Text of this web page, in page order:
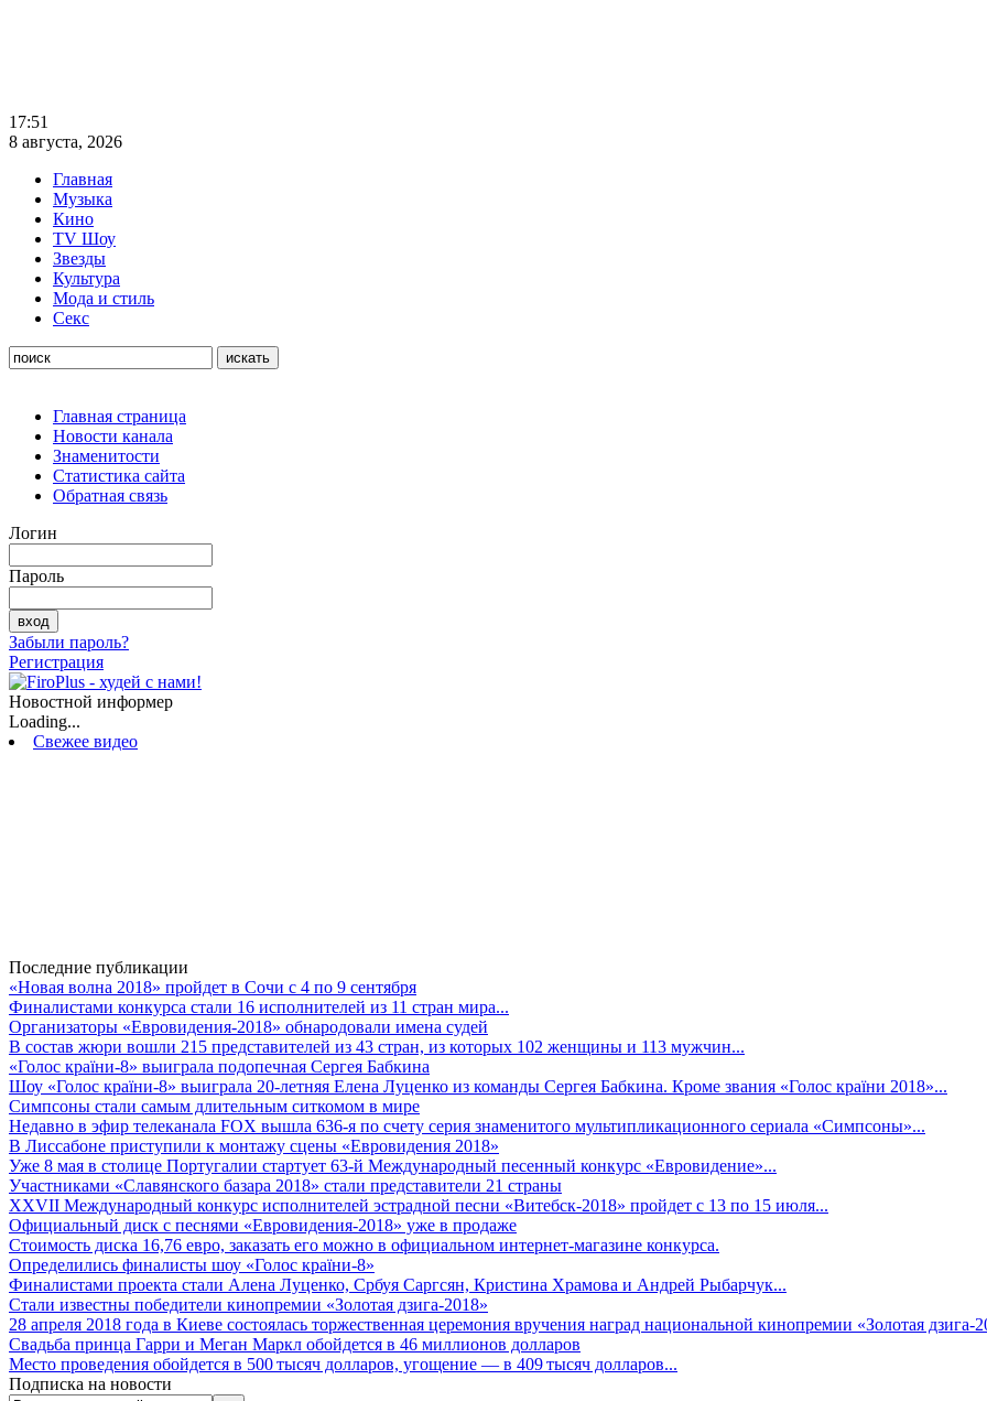
17:51
8 августа, 2026
Главная
Музыка
Кино
TV Шоу
Звезды
Культура
Мода и стиль
Секс
Главная страница
Новости канала
Знаменитости
Статистика сайта
Обратная связь
Логин
Пароль
Забыли пароль?
Регистрация
Новостной информер
Loading...
Свежее видео
Последние публикации
«Новая волна 2018» пройдет в Сочи с 4 по 9 сентября
Финалистами конкурса стали 16 исполнителей из 11 стран мира...
Организаторы «Евровидения-2018» обнародовали имена судей
В состав жюри вошли 215 представителей из 43 стран, из которых 102 женщины и 113 мужчин...
«Голос країни-8» выиграла подопечная Сергея Бабкина
Шоу «Голос країни-8» выиграла 20-летняя Елена Луценко из команды Сергея Бабкина. Кроме звания «Голос країни 2018»...
Симпсоны стали самым длительным ситкомом в мире
Недавно в эфир телеканала FOX вышла 636-я по счету серия знаменитого мультипликационного сериала «Симпсоны»...
В Лиссабоне приступили к монтажу сцены «Евровидения 2018»
Уже 8 мая в столице Португалии стартует 63-й Международный песенный конкурс «Евровидение»...
Участниками «Славянского базара 2018» стали представители 21 страны
XXVII Международный конкурс исполнителей эстрадной песни «Витебск-2018» пройдет с 13 по 15 июля...
Официальный диск с песнями «Евровидения-2018» уже в продаже
Стоимость диска 16,76 евро, заказать его можно в официальном интернет-магазине конкурса.
Определились финалисты шоу «Голос країни-8»
Финалистами проекта стали Алена Луценко, Србуя Саргсян, Кристина Храмова и Андрей Рыбарчук...
Стали известны победители кинопремии «Золотая дзига-2018»
28 апреля 2018 года в Киеве состоялась торжественная церемония вручения наград национальной кинопремии «Золотая дзига-
Свадьба принца Гарри и Меган Маркл обойдется в 46 миллионов долларов
Место проведения обойдется в 500 тысяч долларов, угощение — в 409 тысяч долларов...
Подписка на новости